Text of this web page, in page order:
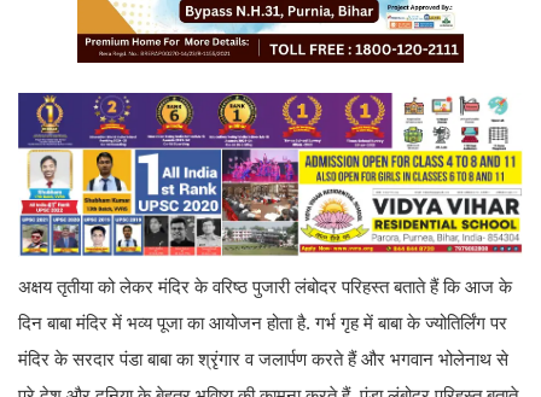
अक्षय तृतीया को लेकर मंदिर के वरिष्ठ पुजारी लंबोदर परिहस्त बताते हैं कि आज के
दिन बाबा मंदिर में भव्य पूजा का आयोजन होता है. गर्भ गृह में बाबा के ज्योतिर्लिंग पर
मंदिर के सरदार पंडा बाबा का श्रृंगार व जलार्पण करते हैं और भगवान भोलेनाथ से